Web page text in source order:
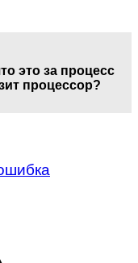
это за процесс
процессор?